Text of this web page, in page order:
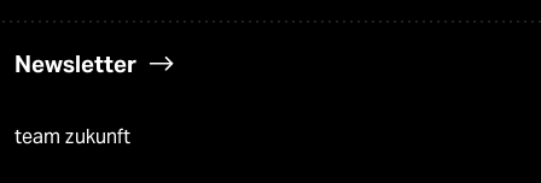
Newsletter
team zukunft